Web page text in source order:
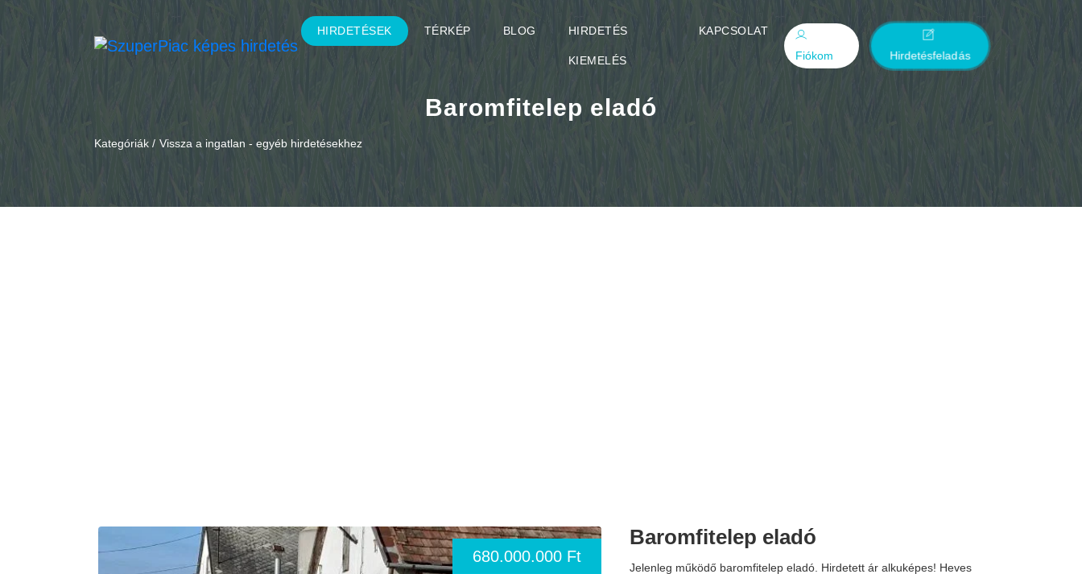
HIRDETÉSEK TÉRKÉP BLOG HIRDETÉS
KIEMELÉS
KAPCSOLAT
Fiókom
Hirdetésfeladás
Baromfitelep eladó
Kategóriák / Vissza a ingatlan - egyéb hirdetésekhez
680.000.000 Ft
Baromfitelep eladó
Jelenleg működő baromfitelep eladó. Hirdetett ár alkuképes! Heves